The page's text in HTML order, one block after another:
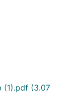
(1).pdf (3.07